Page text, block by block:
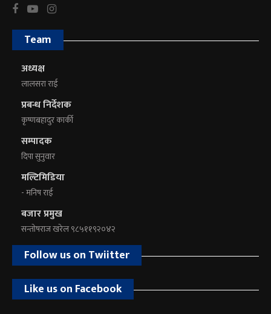
Team
अध्यक्ष
लालसरा राई
प्रबन्ध निर्देशक
कृष्णबहादुर कार्की
सम्पादक
दिपा सुनुवार
मल्टिमिडिया
- मनिष राई
बजार प्रमुख
सन्तोषराज खरेल ९८५११९२०४२
Follow us on Twiitter
Like us on Facebook